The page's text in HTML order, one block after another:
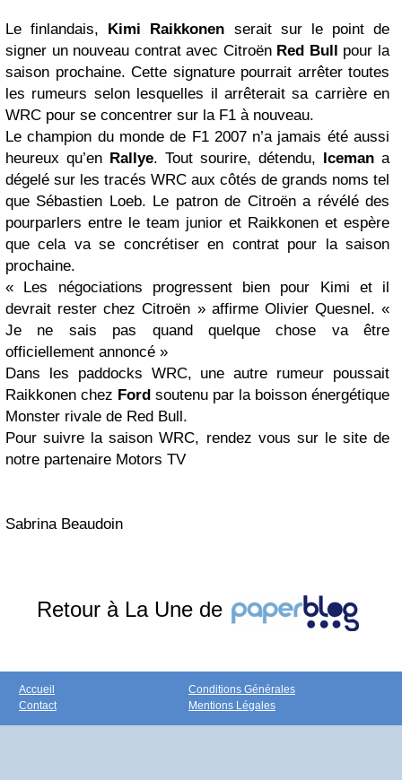
Le finlandais, Kimi Raikkonen serait sur le point de
signer un nouveau contrat avec Citroën Red Bull pour la
saison prochaine. Cette signature pourrait arrêter toutes
les rumeurs selon lesquelles il arrêterait sa carrière en
WRC pour se concentrer sur la F1 à nouveau.
Le champion du monde de F1 2007 n’a jamais été aussi
heureux qu’en Rallye. Tout sourire, détendu, Iceman a
dégelé sur les tracés WRC aux côtés de grands noms tel
que Sébastien Loeb. Le patron de Citroën a révélé des
pourparlers entre le team junior et Raikkonen et espère
que cela va se concrétiser en contrat pour la saison
prochaine.
« Les négociations progressent bien pour Kimi et il
devrait rester chez Citroën » affirme Olivier Quesnel. «
Je ne sais pas quand quelque chose va être
officiellement annoncé »
Dans les paddocks WRC, une autre rumeur poussait
Raikkonen chez Ford soutenu par la boisson énergétique
Monster rivale de Red Bull.
Pour suivre la saison WRC, rendez vous sur le site de
notre partenaire Motors TV
Sabrina Beaudoin
Retour à La Une de
Accueil
Contact
Conditions Générales
Mentions Légales